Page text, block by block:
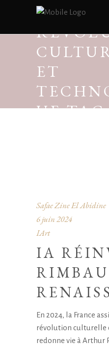
ET
UE TAG
Safae Zine El Abidine
6 juin 2024
IArt
IA
En 2024, la France
révolution culturelle
redonne vie à Arthur